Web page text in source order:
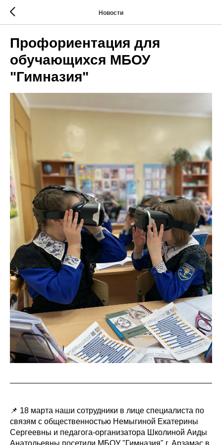
Новости
Профориентация для
обучающихся МБОУ
"Гимназия"
📌 18 марта наши сотрудники в лице специалиста по
связям с общественностью Немыгиной Екатерины
Сергеевны и педагога-организатора Школиной Аиды
Анатольевны посетили МБОУ "Гимназия" г. Арзамас в